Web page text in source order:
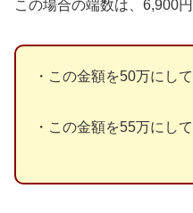
この場合の端数は、6,900
・この金額を50万にし
・この金額を55万にし